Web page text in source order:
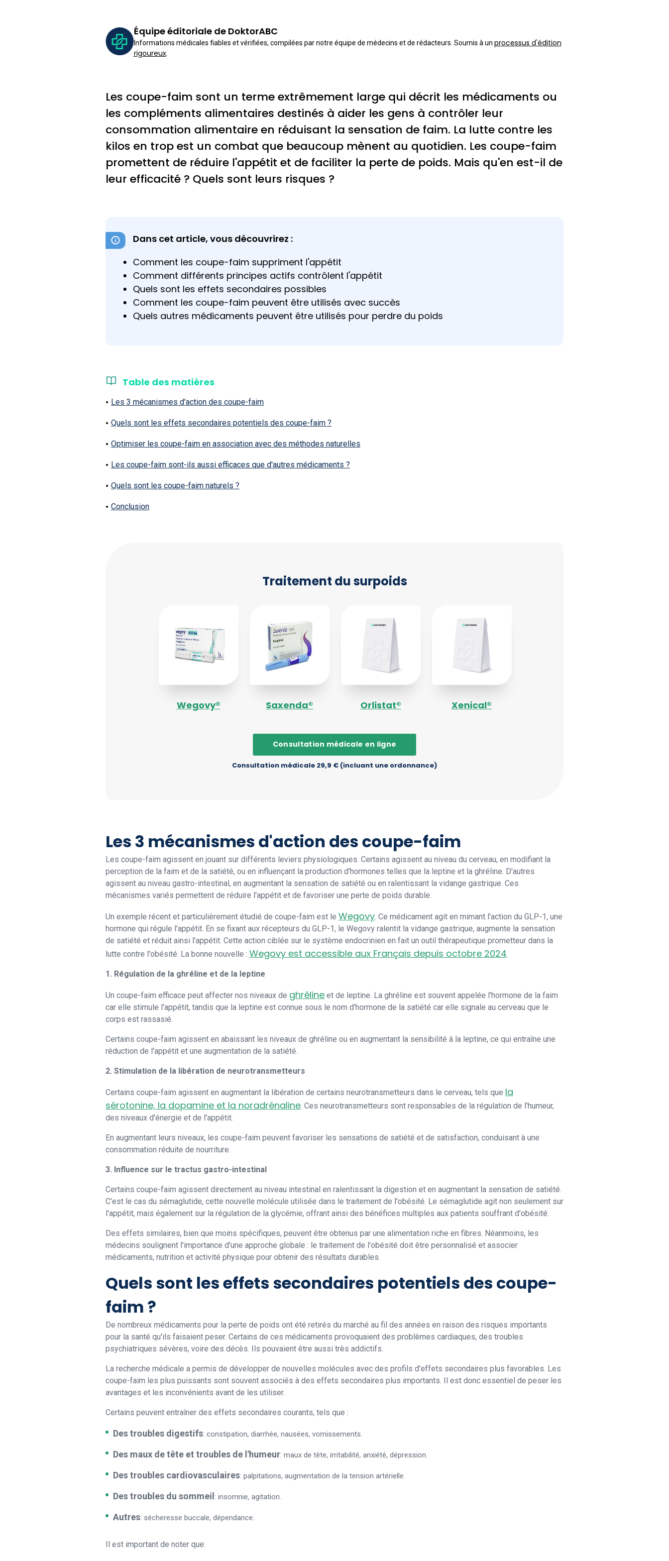
Équipe éditoriale de DoktorABC
Informations médicales fiables et vérifiées, compilées par notre équipe de médecins et de rédacteurs. Soumis à un processus d'édition
rigoureux.
Les coupe-faim sont un terme extrêmement large qui décrit les médicaments ou
les compléments alimentaires destinés à aider les gens à contrôler leur
consommation alimentaire en réduisant la sensation de faim. La lutte contre les
kilos en trop est un combat que beaucoup mènent au quotidien. Les coupe-faim
promettent de réduire l'appétit et de faciliter la perte de poids. Mais qu'en est-il de
leur efficacité ? Quels sont leurs risques ?
Dans cet article, vous découvrirez :
Comment les coupe-faim suppriment l'appétit
Comment différents principes actifs contrôlent l'appétit
Quels sont les effets secondaires possibles
Comment les coupe-faim peuvent être utilisés avec succès
Quels autres médicaments peuvent être utilisés pour perdre du poids
Table des matières
Les 3 mécanismes d'action des coupe-faim
Quels sont les effets secondaires potentiels des coupe-faim ?
Optimiser les coupe-faim en association avec des méthodes naturelles
Les coupe-faim sont-ils aussi efficaces que d'autres médicaments ?
Quels sont les coupe-faim naturels ?
Conclusion
Traitement du surpoids
Wegovy® Saxenda® Orlistat® Xenical®
Consultation médicale en ligne
Consultation médicale 29,9 € (incluant une ordonnance)
Les 3 mécanismes d'action des coupe-faim
Les coupe-faim agissent en jouant sur différents leviers physiologiques. Certains agissent au niveau du cerveau, en modifiant la
perception de la faim et de la satiété, ou en influençant la production d'hormones telles que la leptine et la ghréline. D'autres
agissent au niveau gastro-intestinal, en augmentant la sensation de satiété ou en ralentissant la vidange gastrique. Ces
mécanismes variés permettent de réduire l'appétit et de favoriser une perte de poids durable.
Un exemple récent et particulièrement étudié de coupe-faim est le Wegovy . Ce médicament agit en mimant l'action du GLP-1, une
hormone qui régule l'appétit. En se fixant aux récepteurs du GLP-1, le Wegovy ralentit la vidange gastrique, augmente la sensation
de satiété et réduit ainsi l'appétit. Cette action ciblée sur le système endocrinien en fait un outil thérapeutique prometteur dans la
lutte contre l'obésité. La bonne nouvelle : Wegovy est accessible aux Français depuis octobre 2024
1. Régulation de la ghréline et de la leptine
Un coupe-faim efficace peut affecter nos niveaux de ghréline et de leptine. La ghréline est souvent appelée l'hormone de la faim
car elle stimule l'appétit, tandis que la leptine est connue sous le nom d'hormone de la satiété car elle signale au cerveau que le
corps est rassasié.
Certains coupe-faim agissent en abaissant les niveaux de ghréline ou en augmentant la sensibilité à la leptine, ce qui entraîne une
réduction de l'appétit et une augmentation de la satiété.
2. Stimulation de la libération de neurotransmetteurs
Certains coupe-faim agissent en augmentant la libération de certains neurotransmetteurs dans le cerveau, tels que la
sérotonine, la dopamine et la noradrénaline . Ces neurotransmetteurs sont responsables de la régulation de l'humeur,
des niveaux d'énergie et de l'appétit.
En augmentant leurs niveaux, les coupe-faim peuvent favoriser les sensations de satiété et de satisfaction, conduisant à une
consommation réduite de nourriture.
3. Influence sur le tractus gastro-intestinal
Certains coupe-faim agissent directement au niveau intestinal en ralentissant la digestion et en augmentant la sensation de satiété.
C'est le cas du sémaglutide, cette nouvelle molécule utilisée dans le traitement de l'obésité. Le sémaglutide agit non seulement sur
l'appétit, mais également sur la régulation de la glycémie, offrant ainsi des bénéfices multiples aux patients souffrant d'obésité.
Des effets similaires, bien que moins spécifiques, peuvent être obtenus par une alimentation riche en fibres. Néanmoins, les
médecins soulignent l'importance d'une approche globale : le traitement de l'obésité doit être personnalisé et associer
médicaments, nutrition et activité physique pour obtenir des résultats durables.
Quels sont les effets secondaires potentiels des coupe-
faim ?
De nombreux médicaments pour la perte de poids ont été retirés du marché au fil des années en raison des risques importants
pour la santé qu'ils faisaient peser. Certains de ces médicaments provoquaient des problèmes cardiaques, des troubles
psychiatriques sévères, voire des décès. Ils pouvaient être aussi très addictifs.
La recherche médicale a permis de développer de nouvelles molécules avec des profils d'effets secondaires plus favorables. Les
coupe-faim les plus puissants sont souvent associés à des effets secondaires plus importants. Il est donc essentiel de peser les
avantages et les inconvénients avant de les utiliser.
Certains peuvent entraîner des effets secondaires courants, tels que :
Des troubles digestifs: constipation, diarrhée, nausées, vomissements.
Des maux de tête et troubles de l'humeur: maux de tête, irritabilité, anxiété, dépression.
Des troubles cardiovasculaires: palpitations, augmentation de la tension artérielle.
Des troubles du sommeil: insomnie, agitation.
Autres: sécheresse buccale, dépendance.
Il est important de noter que: